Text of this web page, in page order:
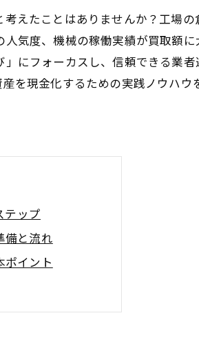
えたことはありませんか？工場
気度、機械の稼働実績が買取額
にフォーカスし、信頼できる業
を現金化するための実践ノウハウ
テップ
備と流れ
ポイント
る対応
のコツ